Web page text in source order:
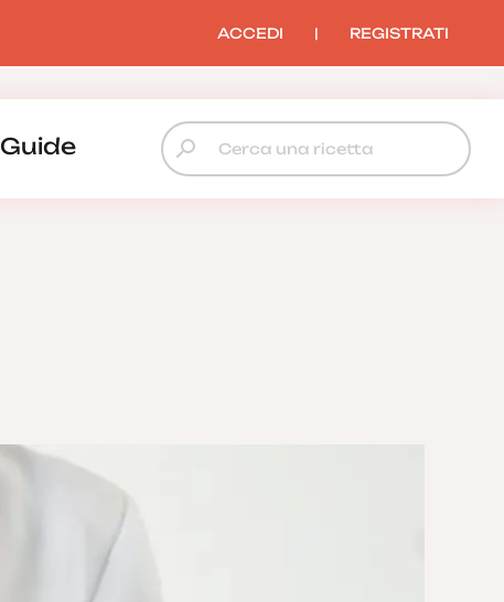
ACCEDI | REGISTRATI
Guide